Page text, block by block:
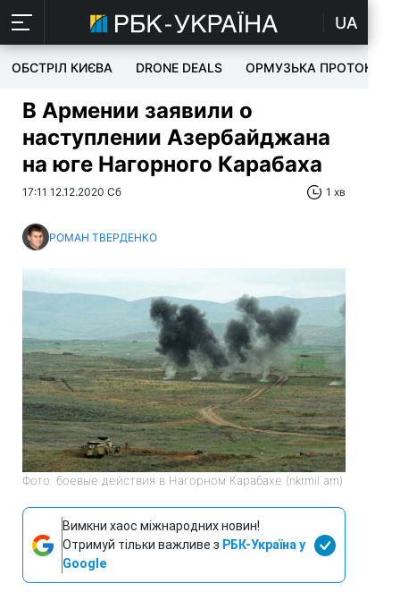
UA
ОБСТРІЛ КИЄВА DRONE DEALS ОРМУЗЬКА ПРОТОКА
В Армении заявили о
наступлении Азербайджана
на юге Нагорного Карабаха
17:11 12.12.2020 Сб 1 хв
РОМАН ТВЕРДЕНКО
Фото: боевые действия в Нагорном Карабахе (nkrmil am)
Вимкни хаос міжнародних новин!
Отримуй тільки важливе з РБК-Україна у
Google